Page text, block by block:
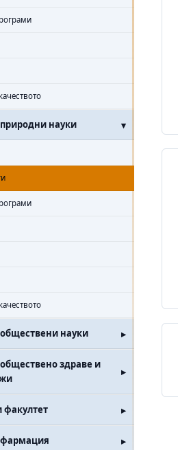
науки
науки
здраве и
фармация